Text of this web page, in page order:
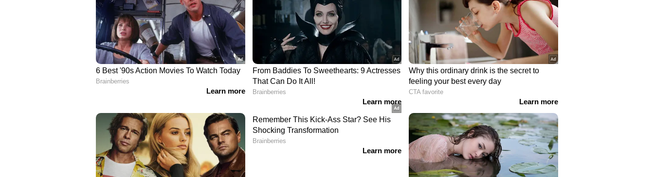
സ്ത്രീപദവിയെ കുറിച്ചും നിലവിലുണ്ടായിരുന്ന പല മിഥ്യാ ധാരണകളെയും ശാരദാമണി
പൊളിച്ചെഴുതി. കേരളത്തില്‍ രൂക്ഷമായ അയിത്തം നിലനിന്നെങ്കിലും ദലിതരെ
ആടുമാടുകളെ എന്നോണം വില്ക്കുകയും വാങ്ങുകയും തല്ലുകയും കൊല്ലുകയും
ചെയ്യുന്ന ഭീകരമായ അടിമ വ്യവസ്ഥ പത്തൊമ്പതാം നൂറ്റാണ്ടിന്റെ പകുതി വരെ
തുടര്‍ന്നിരുന്നു എന്നത് പല പണ്ഡിതരും വിശ്വസിച്ചിരുന്നില്ല. ബ്രിട്ടീഷ് ഉദ്യോഗസ്ഥരുടെയും
ക്രിസ്ത്യന്‍ മിഷണറിമാരുടെയും രചനകളില്‍ മാത്രമേ ഇന്ത്യയില്‍ മറ്റെവിടെയും
ഇല്ലാതിരുന്ന ഈ പ്രാകൃതമായ വ്യവസ്ഥയെപ്പറ്റി പ്രതിപാദിച്ചിരുന്നുള്ളൂ.
തൊട്ടുകൂടായ്മയും തീണ്ടിക്കൂടായ്മയും കണ്ടു കൂടായ്മയും ഒക്കെ രൂക്ഷമായതിനാല്‍
സവര്‍ണ വീടുകളില്‍ ദലിതര്‍ക്ക് പ്രവേശനം നിഷേധിച്ചിരുന്നു.
വീട്ടടിമകള്‍ അല്ല കാര്‍ഷിക അടിമകള്‍
അത് കൊണ്ട് പാശ്ചാത്യ ലോകത്തെ പോലെ വീട്ടടിമകള്‍ (domestic slaves) ഇവിടെ
ഇല്ലായിരുന്നു എന്നതിനാല്‍ അടിമ സമ്പ്രദായമേ ഉണ്ടായിരുന്നില്ല എന്നൊക്കെ